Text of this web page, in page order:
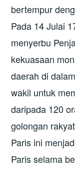
bertempur
Pada 14 Julai
menyerbu
kekuasaan
daerah di
wakil untuk
daripada 120
golongan
Paris ini
Paris selama